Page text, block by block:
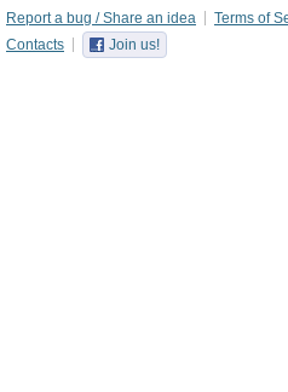
Report a bug / Share an idea Terms of
Contacts
Join us!